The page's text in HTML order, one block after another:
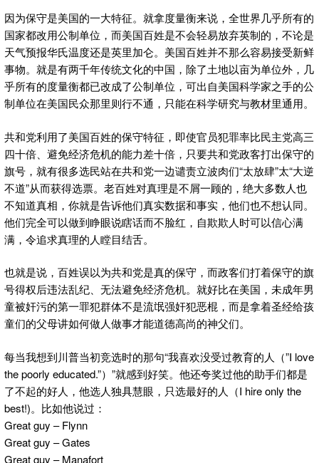
因为保守是美国的一大特征。就拿度量衡来说，全世界几乎所有的
国家都改用公制单位，而美国百姓是不会轻易放弃英制的，不论是
天气预报华氏温度还是英里加仑。美国百姓并不那么容易接受新鲜
事物。就是有两千年传统文化的中国，除了土地以亩为单位外，几
乎所有的度量衡都已改成了公制单位，可出自美国科学家之手的公
制单位在美国民众那里则行不通，只能在科学研究与教材里通用。
共和党利用了美国百姓的保守特征，即使官员犯罪率比民主党高三
四十倍、避免经济危机的能力差十倍，只要共和党政客打出保守的
旗号，就有很多选民站在共和党一边谴责立波肉们“太放肆”太“大逆
不道”从而获得选票。老百姓对真理是不屑一顾的，绝大多数人也
不知道真相，你就是告诉他们真实数据和事实，他们也不想认同。
他们完全可以做到睁眼说瞎话而不脸红，自欺欺人时可以信心满
满，令追求真理的人瞠目结舌。
也就是说，百姓误以为共和党是真的保守，而政客们打着保守的旗
号得权后违法乱纪、无法避免经济危机。就好比在美国，未成年男
童被奸污的第一罪犯群体不是流氓强奸犯恶棍，而是拿着圣经给孩
童们的父母讲如何做人做事才能道德高尚的神父们。
每当我想到川普当初竞选时的那句“我喜欢没受过教育的人（”I love
the poorly educated.”）”就感到好笑。他还夸奖过他的助手们都是
了不起的好人，他选人独具慧眼，只选最好的人（I hire only the
best!)。比如他说过：
Great guy – Flynn
Great guy – Gates
Great guy – Manafort